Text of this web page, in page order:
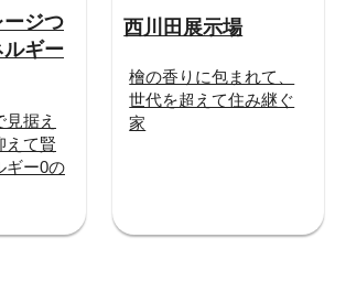
ジつ
ルギー
据え
えて賢
ギー0の
西川田展示場
檜の香りに包まれて、
世代を超えて住み継ぐ
家